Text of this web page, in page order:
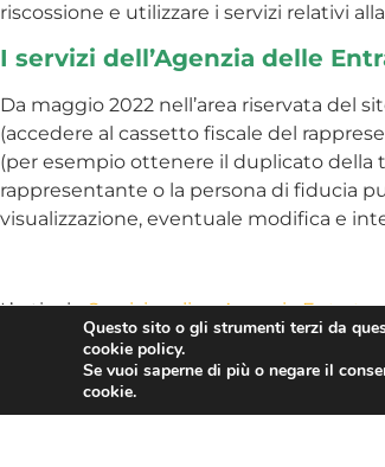
riscossione e utilizzare i servizi relativi
I servizi dell’Agenzia delle
Da maggio 2022 nell’area riservata del
(accedere al cassetto fiscale del
(per esempio ottenere il duplicato della
rappresentante o la persona di fiducia
visualizzazione, eventuale modifica e
L’articoloServizi on line Agenzia Entrate
Questo sito o gli strumenti terzi da
cookie policy.
Se vuoi saperne di più o negare il
cookie.